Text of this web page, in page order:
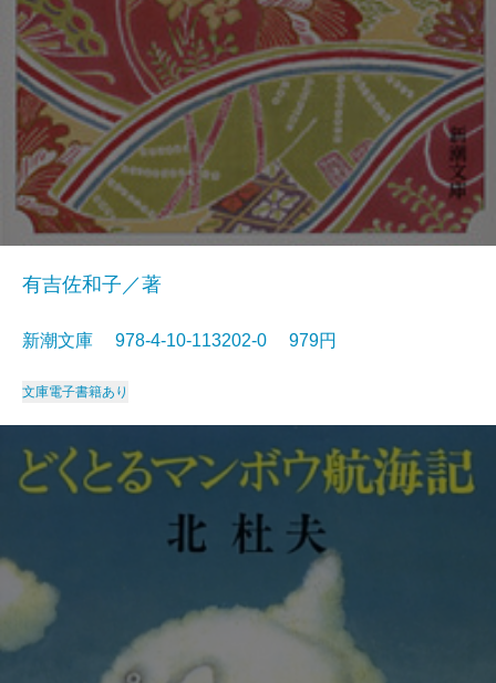
有吉佐和子／著
新潮文庫 978-4-10-113202-0 979円
文庫電子書籍あり